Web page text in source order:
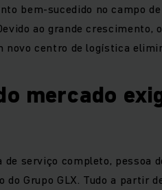
bem-sucedido no campo
ao grande crescimento,
centro de logística
mercado
serviço completo, pessoa
Grupo GLX. Tudo a partir